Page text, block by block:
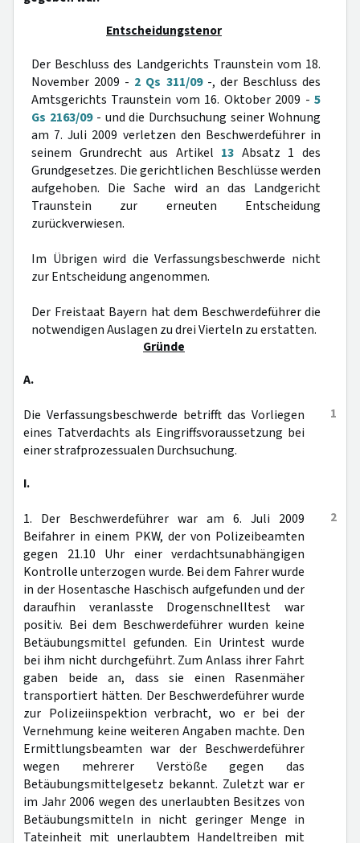
Entscheidungstenor
Der Beschluss des Landgerichts Traunstein vom 18.
November 2009 - 2 Qs 311/09-, der Beschluss des
Amtsgerichts Traunstein vom 16. Oktober 2009 - 5
Gs 2163/09- und die Durchsuchung seiner Wohnung
am 7. Juli 2009 verletzen den Beschwerdeführer in
seinem Grundrecht aus Artikel 13 Absatz 1 des
Grundgesetzes. Die gerichtlichen Beschlüsse werden
aufgehoben. Die Sache wird an das Landgericht
Traunstein zur erneuten Entscheidung
zurückverwiesen.
Im Übrigen wird die Verfassungsbeschwerde nicht
zur Entscheidung angenommen.
Der Freistaat Bayern hat dem Beschwerdeführer die
notwendigen Auslagen zu drei Vierteln zu erstatten.
Gründe
A.
1
Die Verfassungsbeschwerde betrifft das Vorliegen
eines Tatverdachts als Eingriffsvoraussetzung bei
einer strafprozessualen Durchsuchung.
I.
2
1. Der Beschwerdeführer war am 6. Juli 2009
Beifahrer in einem PKW, der von Polizeibeamten
gegen 21.10 Uhr einer verdachtsunabhängigen
Kontrolle unterzogen wurde. Bei dem Fahrer wurde
in der Hosentasche Haschisch aufgefunden und der
daraufhin veranlasste Drogenschnelltest war
positiv. Bei dem Beschwerdeführer wurden keine
Betäubungsmittel gefunden. Ein Urintest wurde
bei ihm nicht durchgeführt. Zum Anlass ihrer Fahrt
gaben beide an, dass sie einen Rasenmäher
transportiert hätten. Der Beschwerdeführer wurde
zur Polizeiinspektion verbracht, wo er bei der
Vernehmung keine weiteren Angaben machte. Den
Ermittlungsbeamten war der Beschwerdeführer
wegen mehrerer Verstöße gegen das
Betäubungsmittelgesetz bekannt. Zuletzt war er
im Jahr 2006 wegen des unerlaubten Besitzes von
Betäubungsmitteln in nicht geringer Menge in
Tateinheit mit unerlaubtem Handeltreiben mit